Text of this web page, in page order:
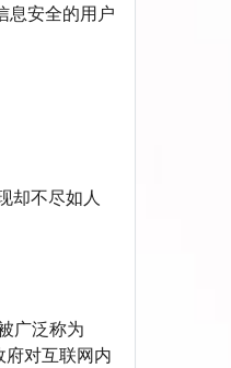
息安全的用户
却不尽如人
广泛称为
对互联网内